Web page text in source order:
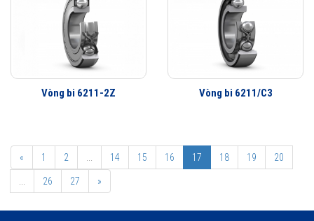
Ký hiệu vòng bi SKF Bảng giá bán lẻ Vòng bi SKF năm 2024
Vòng bi 6300
Vòng bi 6301
Vòng bi 6302
Vòng bi 6304 Liên hệ
Vòng bi 6305 Liên hệ
Vòng bi 6306
Vòng bi 6211-2Z Vòng bi 6211/C3
« 1 2 14 15 16 17 18 19 20
26 27 »